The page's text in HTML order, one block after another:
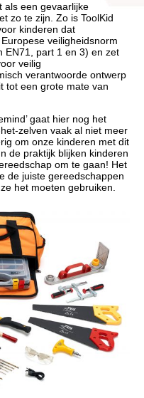
als een gevaarlijke
zo te zijn. Zo is ToolKid
kinderen dat
veiligheidsnorm
EN71, part 1 en 3) en zet
veilig
verantwoorde ontwerp
tot een grote mate van
gaat hier nog het
zelven vaak al niet meer
om onze kinderen met dit
de praktijk blijken kinderen
om te gaan! Het
de juiste gereedschappen
het moeten gebruiken.